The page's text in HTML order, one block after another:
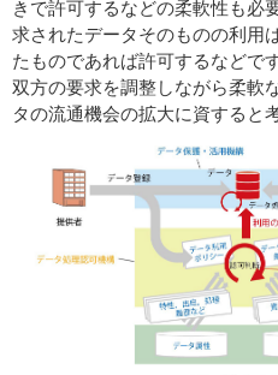
きで許可するなどの柔軟性も必
求されたデータそのものの利用
たものであれば許可するなどで
双方の要求を調整しながら柔軟
タの流通機会の拡大に資すると